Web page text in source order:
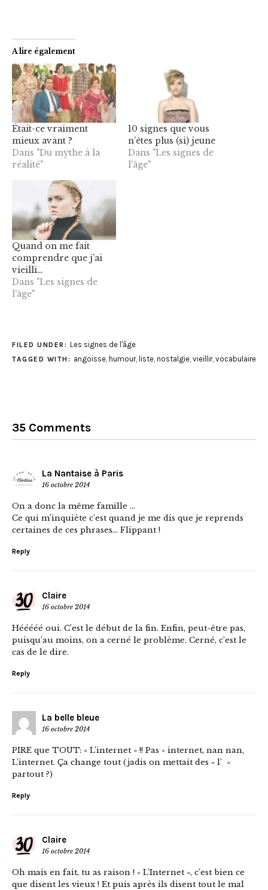
A lire également
Était-ce vraiment
mieux avant ?
Dans "Du mythe à la
réalité"
10 signes que vous
n’êtes plus (si) jeune
Dans "Les signes de
l'âge"
Quand on me fait
comprendre que j’ai
vieilli…
Dans "Les signes de
l'âge"
FILED UNDER: Les signes de l'âge
TAGGED WITH: angoisse, humour, liste, nostalgie, vieillir, vocabulaire
35 Comments
La Nantaise à Paris
16 octobre 2014
On a donc la même famille …
Ce qui m’inquiète c’est quand je me dis que je reprends
certaines de ces phrases… Flippant !
Reply
Claire
16 octobre 2014
Hééééé oui. C’est le début de la fin. Enfin, peut-être pas,
puisqu’au moins, on a cerné le problème. Cerné, c’est le
cas de le dire.
Reply
La belle bleue
16 octobre 2014
PIRE que TOUT: « L’internet » !! Pas « internet, nan nan,
L’internet. Ça change tout (jadis on mettait des « l’ »
partout ?)
Reply
Claire
16 octobre 2014
Oh mais en fait, tu as raison ! « L’Internet », c’est bien ce
que disent les vieux ! Et puis après ils disent tout le mal